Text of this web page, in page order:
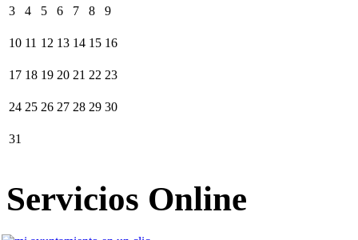
3 4 5 6 7 8 9
10 11 12 13 14 15 16
17 18 19 20 21 22 23
24 25 26 27 28 29 30
31
Servicios Online